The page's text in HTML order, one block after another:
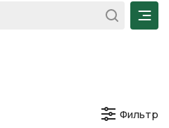
Фильтр